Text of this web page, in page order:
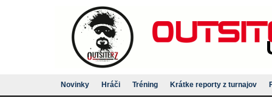
Novinky Hráči Tréning Krátke reporty z turnajov